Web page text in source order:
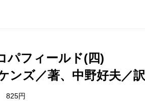
パフィールド(四)
ンズ／著、中野好夫／訳
825円